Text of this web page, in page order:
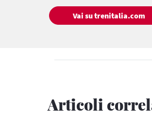
Vai su trenitalia.com
Articoli